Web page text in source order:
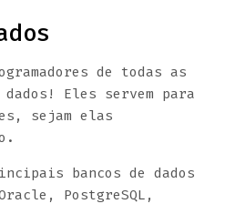
de todas as
Eles servem para
sejam elas
bancos de dados
PostgreSQL,